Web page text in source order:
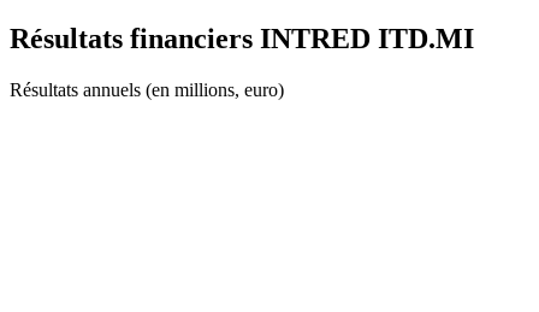
Résultats financiers INTRED ITD.MI
Résultats annuels (en millions, euro)